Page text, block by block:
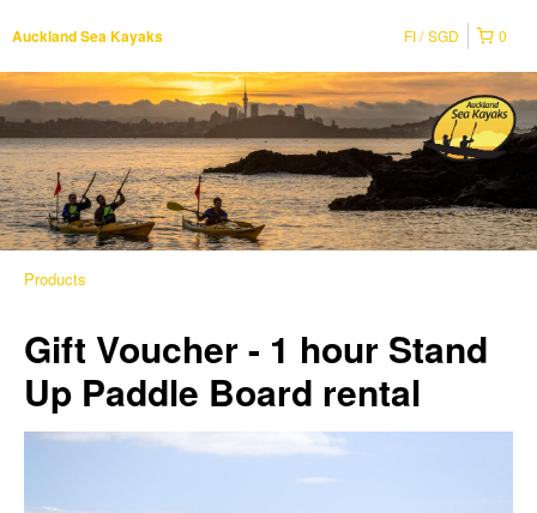
Auckland Sea Kayaks 0
FI SGD
Products
Gift Voucher - 1 hour Stand
Up Paddle Board rental